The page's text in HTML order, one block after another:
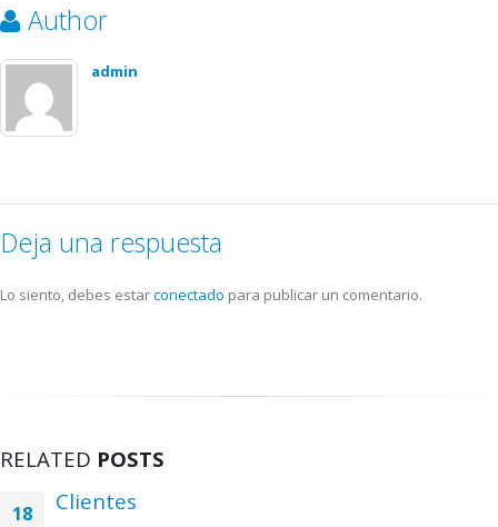
Author
admin
Deja una respuesta
Lo siento, debes estarconectado para publicar un comentario.
RELATED POSTS
18 Clientes